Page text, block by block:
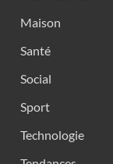
Maison
Santé
Social
Sport
Technologie